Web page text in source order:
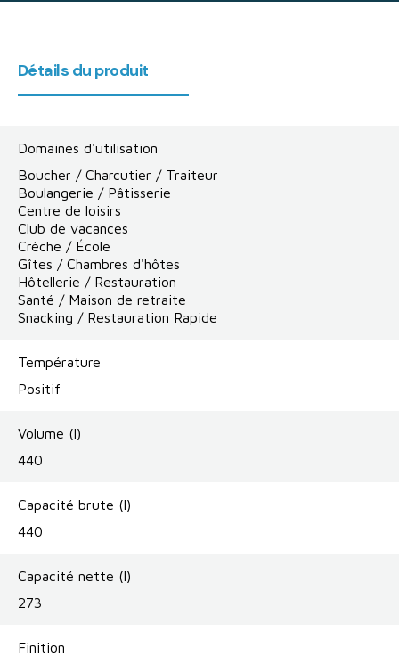
Détails du produit
Domaines d'utilisation
Boucher / Charcutier / Traiteur
Boulangerie / Pâtisserie
Centre de loisirs
Club de vacances
Crèche / École
Gîtes / Chambres d'hôtes
Hôtellerie / Restauration
Santé / Maison de retraite
Snacking / Restauration Rapide
Température
Positif
Volume (l)
440
Capacité brute (l)
440
Capacité nette (l)
273
Finition